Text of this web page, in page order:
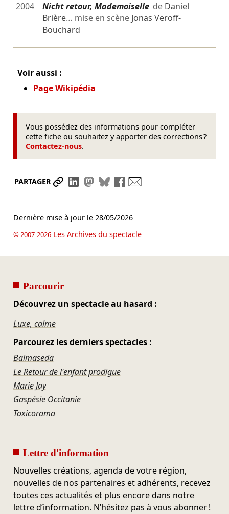
2004
Nicht retour, Mademoisellede Daniel
Brière… mise en scène Jonas Veroff-
Bouchard
Voir aussi :
Page Wikipédia
Vous possédez des informations pour compléter
cette fiche ou souhaitez y apporter des corrections ?
Contactez-nous.
PARTAGER Partager le lien
Partager sur LinkedIn
Partager sur Mastodon
Partager sur Bluesky
Partager sur Facebook
Dernière mise à jour le 28/05/2026
© 2007-2026Les Archives du spectacle
Parcourir
Découvrez un spectacle au hasard :
Luxe, calme
Parcourez les derniers spectacles :
Balmaseda
Le Retour de l'enfant prodigue
Marie Jay
Gaspésie Occitanie
Toxicorama
Lettre d'information
Nouvelles créations, agenda de votre région,
nouvelles de nos partenaires et adhérents, recevez
toutes ces actualités et plus encore dans notre
lettre d’information. N’hésitez pas à vous abonner !